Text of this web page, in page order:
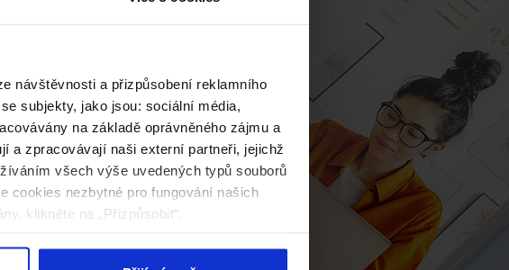
návštěvnosti a přizpůsobení reklamního
subjekty, jako jsou: sociální média,
na základě oprávněného zájmu a
a zpracovávají naši externí partneři, jejichž
všech výše uvedených typů souborů
cookies nezbytné pro fungování našich
klikněte na „Přizpůsobit“.